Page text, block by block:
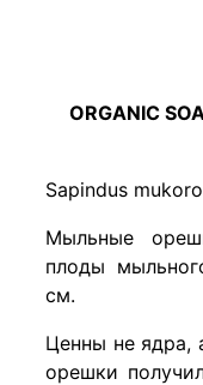
ORGANIC
Sapindus
Мыльные
плоды
см.
Ценны не ядра,
орешки